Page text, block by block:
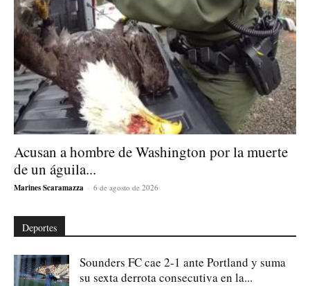
Acusan a hombre de Washington por la muerte
de un águila...
Marines Scaramazza - 6 de agosto de 2026
Deportes
Sounders FC cae 2-1 ante Portland y suma
su sexta derrota consecutiva en la...